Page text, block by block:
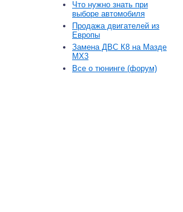
Что нужно знать при
выборе автомобиля
Продажа двигателей из
Европы
Замена ДВС К8 на Мазде
MX3
Все о тюнинге (форум)